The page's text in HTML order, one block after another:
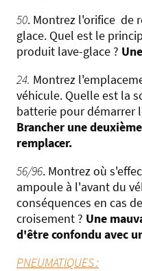
50. Montrez l'orifice de
glace. Quel est le
produit lave-glace ?
24. Montrez
véhicule. Quelle est la
batterie pour démarrer
Brancher une
remplacer.
56/96. Montrez où
ampoule à l'avant du
conséquences en cas
croisement ? Une
d'être confondu avec
PNEUMATIQUES :